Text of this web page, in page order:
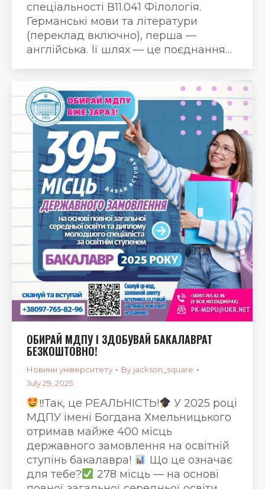
спеціальності В11.041 Філологія.
Германські мови та літератури
(переклад включно), перша —
англійська. Її шлях — це поєднання…
ОБИРАЙ МДПУ І ЗДОБУВАЙ БАКАЛАВРАТ
БЕЗКОШТОВНО!
Новини університету By jackson_square
July 29, 2025
‼Так, це РЕАЛЬНІСТЬ!
У 2025 році
МДПУ імені Богдана Хмельницького
отримав майже 400 місць
державного замовлення на освітній
ступінь бакалавра!
Що це означає
для тебе?
278 місць — на основі